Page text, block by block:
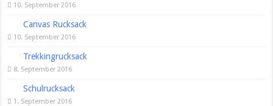
10. September 2016
Canvas Rucksack
10. September 2016
Trekkingrucksack
8. September 2016
Schulrucksack
1. September 2016